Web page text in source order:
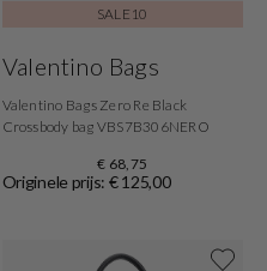
SALE10
Valentino Bags
Valentino Bags Zero Re Black
Crossbody bag VBS7B306NERO
€ 68,75
Originele prijs: € 125,00